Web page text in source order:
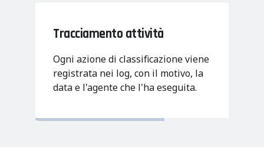
Tracciamento attività
Ogni azione di classificazione viene
registrata nei log, con il motivo, la
data e l'agente che l'ha eseguita.